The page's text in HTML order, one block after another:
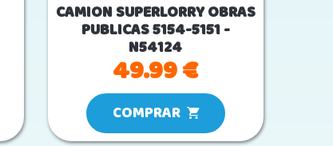
CAMION SUPERLORRY OBRAS
PUBLICAS 5154-5151 -
N54124
49.99 €
COMPRAR